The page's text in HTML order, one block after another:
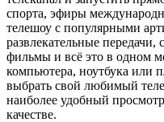
спорта, эфиры
телешоу с популярными
развлекательные
фильмы и всё это в одном
компьютера, ноутбука или
выбрать свой любимый
наиболее удобный
качестве.